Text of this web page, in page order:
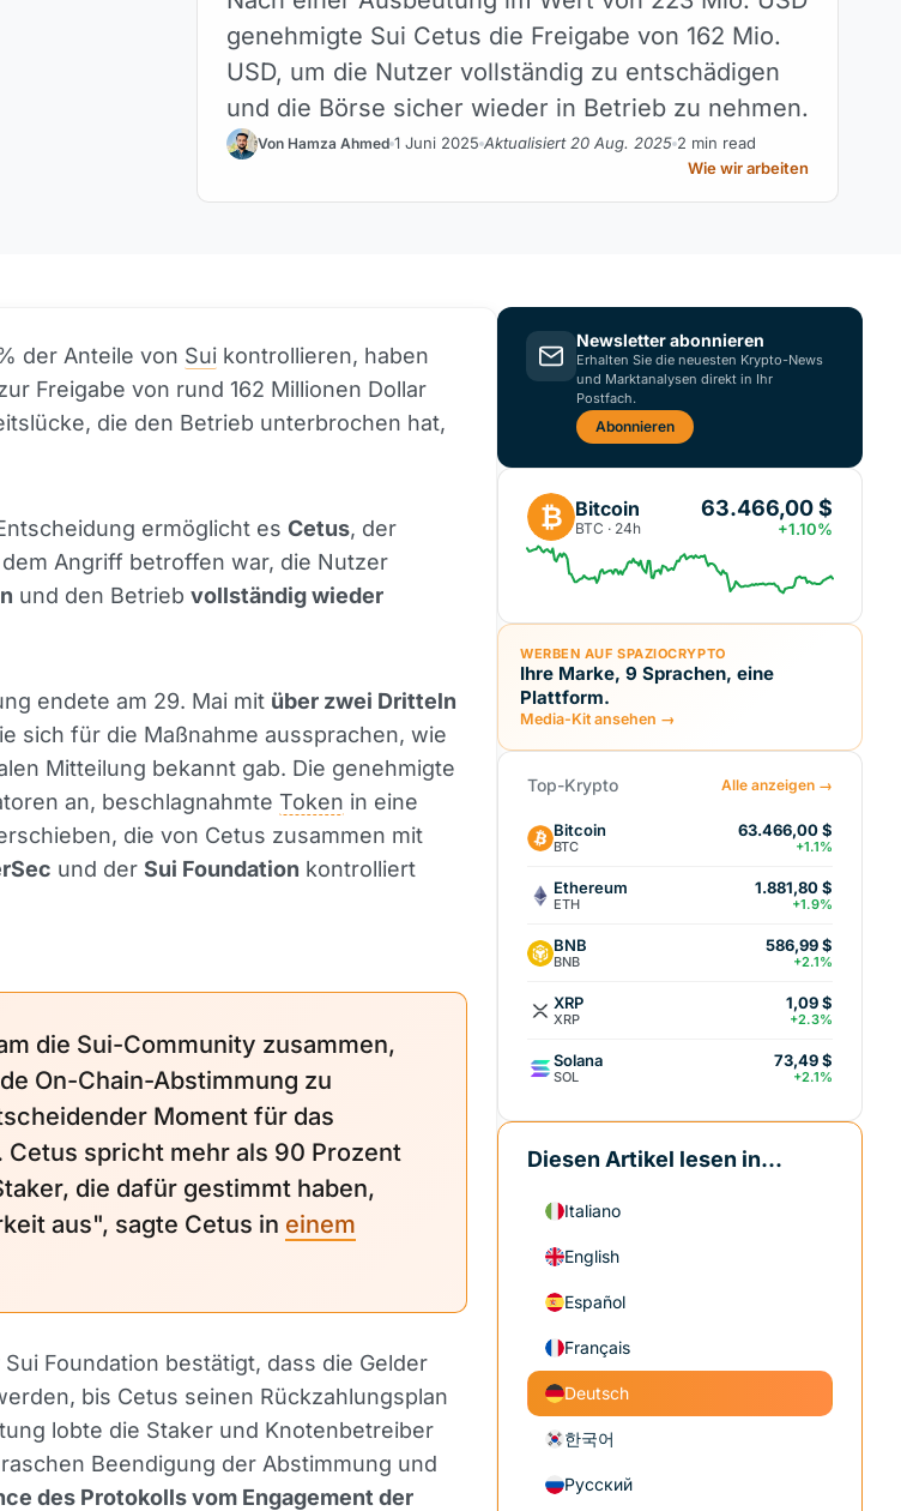
genehmigte Sui Cetus die Freigabe von 162 Mio.
USD, um die Nutzer vollständig zu entschädigen
und die Börse sicher wieder in Betrieb zu nehmen.
Von Hamza Ahmed 1 Juni 2025 Aktualisiert 20 Aug. 2025 2 min read
Wie wir arbeiten
der Anteile von Sui kontrollieren, haben
Freigabe von rund 162 Millionen Dollar
die den Betrieb unterbrochen hat,
ermöglicht es Cetus, der
Angriff betroffen war, die Nutzer
und den Betrieb vollständig wieder
endete am 29. Mai mit über zwei Dritteln
sich für die Maßnahme aussprachen, wie
Mitteilung bekannt gab. Die genehmigte
an, beschlagnahmte Token in eine
die von Cetus zusammen mit
und der Sui Foundation kontrolliert
die Sui-Community zusammen,
On-Chain-Abstimmung zu
Moment für das
Cetus spricht mehr als 90 Prozent
die dafür gestimmt haben,
aus", sagte Cetus in einem
Sui Foundation bestätigt, dass die Gelder
bis Cetus seinen Rückzahlungsplan
lobte die Staker und Knotenbetreiber
Beendigung der Abstimmung und
des Protokolls vom Engagement der
Newsletter abonnieren
Erhalten Sie die neuesten Krypto-News
und Marktanalysen direkt in Ihr
Postfach.
Abonnieren
₿ Bitcoin
BTC · 24h
63.466,00 $
+1.10%
WERBEN AUF SPAZIOCRYPTO
Ihre Marke, 9 Sprachen, eine
Plattform.
Media-Kit ansehen →
Top-Krypto Alle anzeigen →
Bitcoin
BTC
63.466,00 $
+1.1%
Ethereum
ETH
1.881,80 $
+1.9%
BNB
BNB
586,99 $
+2.1%
XRP
XRP
1,09 $
+2.3%
Solana
SOL
73,49 $
+2.1%
Diesen Artikel lesen in...
Italiano
English
Español
Français
Deutsch
한국어
Русский